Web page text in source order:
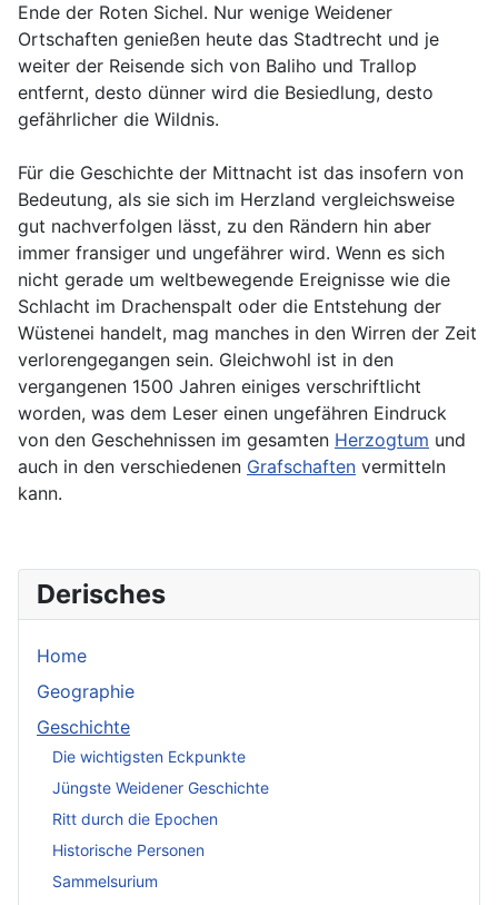
Derisches
Home
Geographie
Geschichte
Die wichtigsten Eckpunkte
Jüngste Weidener Geschichte
Ritt durch die Epochen
Historische Personen
Sammelsurium
Ende der Roten Sichel. Nur wenige Weidener
Ortschaften genießen heute das Stadtrecht und je
weiter der Reisende sich von Baliho und Trallop
entfernt, desto dünner wird die Besiedlung, desto
gefährlicher die Wildnis.
Für die Geschichte der Mittnacht ist das insofern von
Bedeutung, als sie sich im Herzland vergleichsweise
gut nachverfolgen lässt, zu den Rändern hin aber
immer fransiger und ungefährer wird. Wenn es sich
nicht gerade um weltbewegende Ereignisse wie die
Schlacht im Drachenspalt oder die Entstehung der
Wüstenei handelt, mag manches in den Wirren der Zeit
verlorengegangen sein. Gleichwohl ist in den
vergangenen 1500 Jahren einiges verschriftlicht
worden, was dem Leser einen ungefähren Eindruck
von den Geschehnissen im gesamten Herzogtum und
auch in den verschiedenen Grafschaften vermitteln
kann.